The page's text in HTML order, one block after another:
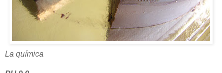
La química